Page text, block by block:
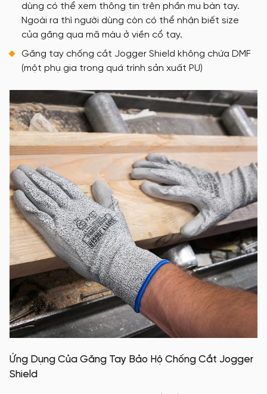
dùng có thể xem thông tin trên phần mu bàn tay.
Ngoài ra thì người dùng còn có thể nhận biết size
của găng qua mã màu ở viền cổ tay.
Găng tay chống cắt Jogger Shield không chứa DMF
(một phụ gia trong quá trình sản xuất PU)
Ứng Dụng Của Găng Tay Bảo Hộ Chống Cắt Jogger
Shield